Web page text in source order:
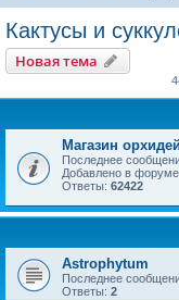
Кактусы и
Новая тема
Магазин орхидей
Последнее
Добавлено в форуме
Ответы: 62422
Astrophytum
Последнее
Ответы: 2